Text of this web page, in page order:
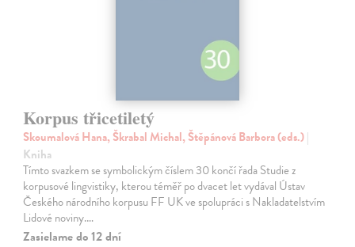
Korpus třicetiletý
Skoumalová Hana, Škrabal Michal, Štěpánová Barbora (eds.)|
Kniha
Tímto svazkem se symbolickým číslem 30 končí řada Studie z
korpusové lingvistiky, kterou téměř po dvacet let vydával Ústav
Českého národního korpusu FF UK ve spolupráci s Nakladatelstvím
Lidové noviny.…
Zasielame do 12 dní